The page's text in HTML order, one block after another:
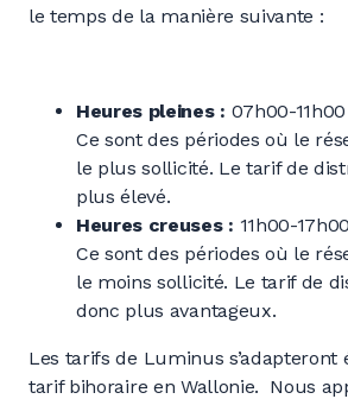
le temps de la manière suivante :
Heures pleines : 07h00-
Ce sont des périodes où le
le plus sollicité. Le tarif de
plus élevé.
Heures creuses : 11h00-
Ce sont des périodes où le
le moins sollicité. Le tarif de
donc plus avantageux.
Les tarifs de Luminus s’adapteront
tarif bihoraire en Wallonie. Nous